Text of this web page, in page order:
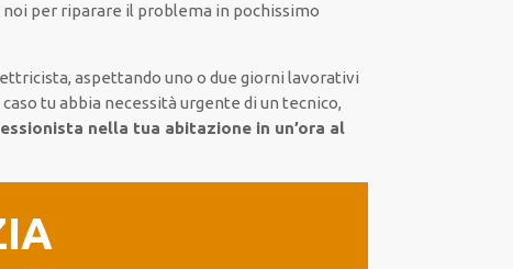
noi per riparare il problema in pochissimo
aspettando uno o due giorni lavorativi
caso tu abbia necessità urgente di un tecnico,
nella tua abitazione in un’ora al